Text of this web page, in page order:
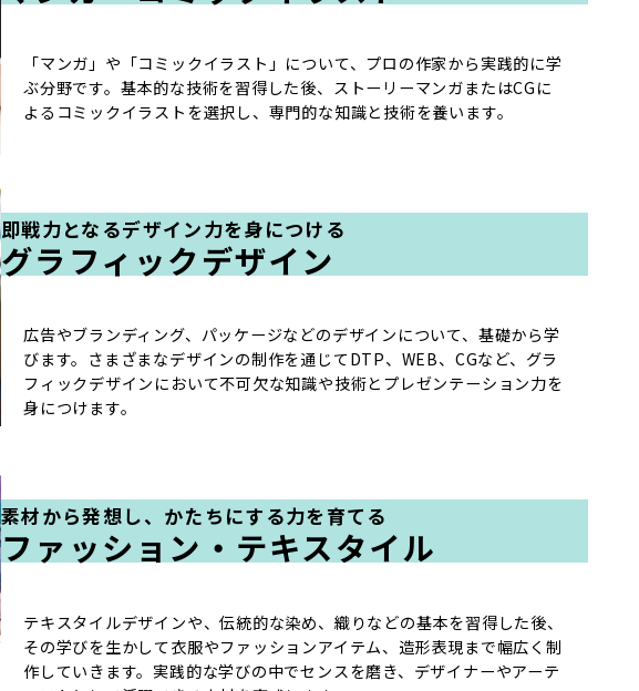
「マンガ」や「コミックイラスト」について、プロの作家から実践的に学
ぶ分野です。基本的な技術を習得した後、ストーリーマンガまたはCGに
よるコミックイラストを選択し、専門的な知識と技術を養います。
即戦力となるデザイン力を身につける
グラフィックデザイン
広告やブランディング、パッケージなどのデザインについて、基礎から学
びます。さまざまなデザインの制作を通じてDTP、WEB、CGなど、グラ
フィックデザインにおいて不可欠な知識や技術とプレゼンテーション力を
身につけます。
素材から発想し、かたちにする力を育てる
ファッション・テキスタイル
テキスタイルデザインや、伝統的な染め、織りなどの基本を習得した後、
その学びを生かして衣服やファッションアイテム、造形表現まで幅広く制
作していきます。実践的な学びの中でセンスを磨き、デザイナーやアーテ